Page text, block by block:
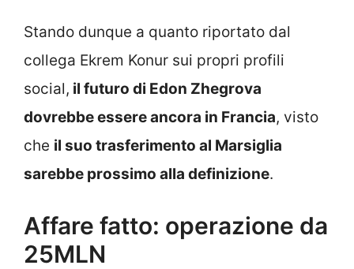
Stando dunque a quanto riportato dal
collega Ekrem Konur sui propri profili
social, il futuro di Edon Zhegrova
dovrebbe essere ancora in Francia, visto
che il suo trasferimento al Marsiglia
sarebbe prossimo alla definizione.
Affare fatto: operazione da
25MLN